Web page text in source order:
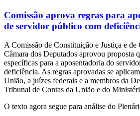
Comissão aprova regras para
de servidor público com
A Comissão de Constituição e Justiça e de
Câmara dos Deputados aprovou proposta
específicas para a aposentadoria do
deficiência. As regras aprovadas se
União, a juízes federais e a membros da
Tribunal de Contas da União e do
O texto agora segue para análise do